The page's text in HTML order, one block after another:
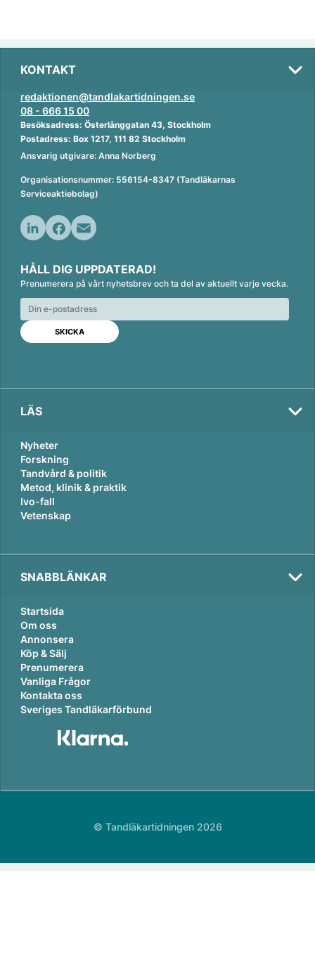
KONTAKT
redaktionen@tandlakartidningen.se
08 - 666 15 00
Besöksadress: Österlånggatan 43, Stockholm
Postadress: Box 1217, 111 82 Stockholm
Ansvarig utgivare: Anna Norberg
Organisationsnummer: 556154-8347 (Tandläkarnas
Serviceaktiebolag)
n
k
e
d
n
c
e
b
o
o
k
a
i
l
HÅLL DIG UPPDATERAD!
Prenumerera på vårt nyhetsbrev och ta del av aktuellt varje vecka.
LÄS
Nyheter
Forskning
Tandvård & politik
Metod, klinik & praktik
Ivo-fall
Vetenskap
SNABBLÄNKAR
Startsida
Om oss
Annonsera
Köp & Sälj
Prenumerera
Vanliga Frågor
Kontakta oss
Sveriges Tandläkarförbund
© Tandläkartidningen 2026